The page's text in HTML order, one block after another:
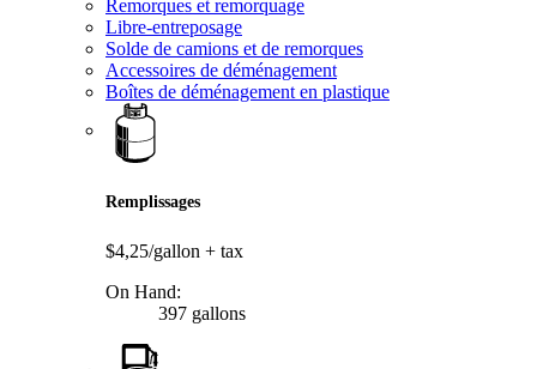
Remorques et remorquage
Libre-entreposage
Solde de camions et de remorques
Accessoires de déménagement
Boîtes de déménagement en plastique
Remplissages
$4,25/gallon + tax
On Hand:
397 gallons